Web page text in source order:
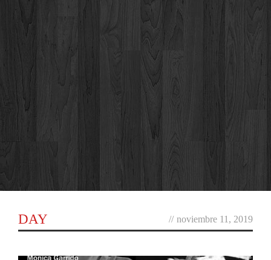
DAY // noviembre 11, 2019